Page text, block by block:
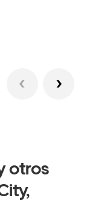
otros